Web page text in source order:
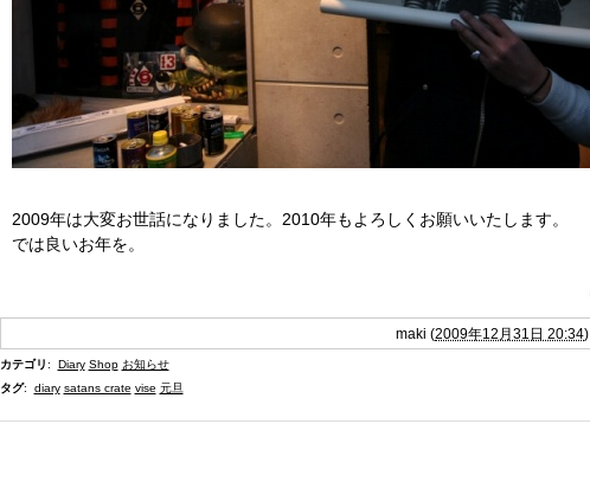
2009年は大変お世話になりました。2010年もよろしくお願いいたします。
では良いお年を。
maki (2009年12月31日 20:34)
カテゴリ: Diary Shop お知らせ
タグ: diary satans crate vise 元旦